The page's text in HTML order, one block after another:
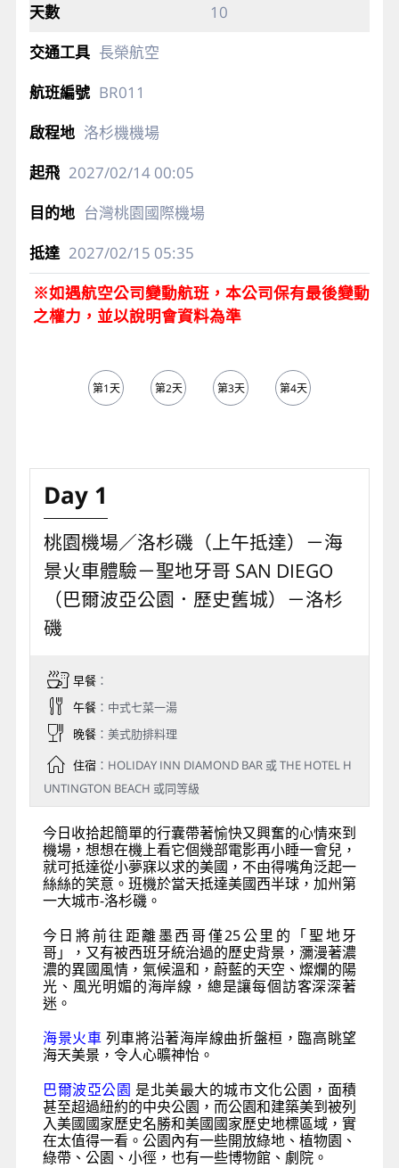
10
長榮航空
BR011
洛杉機機場
2027/02/1400:05
台灣桃園國際機場
2027/02/15 05:35
※如遇航空公司變動航班，本公司保有最後變動
之權力，並以說明會資料為準
第1天 第2天 第3天 第4天
Day 1
桃園機場／洛杉磯（上午抵達）－海
景火車體驗－聖地牙哥 SAN DIEGO
（巴爾波亞公園．歷史舊城）－洛杉
磯
早餐：
午餐：中式七菜一湯
晚餐：美式肋排料理
住宿：HOLIDAY INN DIAMOND BAR 或 THE HOTEL H
UNTINGTON BEACH 或同等級
今日收拾起簡單的行囊帶著愉快又興奮的心情來到
機場，想想在機上看它個幾部電影再小睡一會兒，
就可抵達從小夢寐以求的美國，不由得嘴角泛起一
絲絲的笑意。班機於當天抵達美國西半球，加州第
一大城市-洛杉磯。
今日將前往距離墨西哥僅25公里的「聖地牙
哥」，又有被西班牙統治過的歷史背景，瀰漫著濃
濃的異國風情，氣候溫和，蔚藍的天空、燦爛的陽
光、風光明媚的海岸線，總是讓每個訪客深深著
迷。
海景火車 列車將沿著海岸線曲折盤桓，臨高眺望
海天美景，令人心曠神怡。
巴爾波亞公園 是北美最大的城市文化公園，面積
甚至超過紐約的中央公園，而公園和建築美到被列
入美國國家歷史名勝和美國國家歷史地標區域，實
在太值得一看。公園內有一些開放綠地、植物園、
綠帶、公園、小徑，也有一些博物館、劇院。